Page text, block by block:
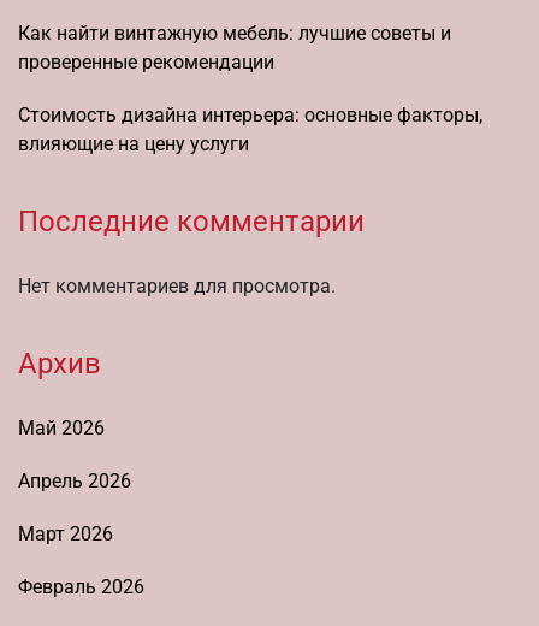
Как найти винтажную мебель: лучшие советы и
проверенные рекомендации
Стоимость дизайна интерьера: основные факторы,
влияющие на цену услуги
Последние комментарии
Нет комментариев для просмотра.
Архив
Май 2026
Апрель 2026
Март 2026
Февраль 2026